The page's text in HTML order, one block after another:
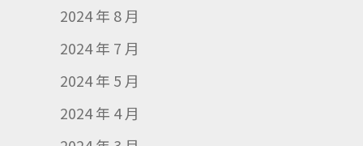
2024 年 8 月
2024 年 7 月
2024 年 5 月
2024 年 4 月